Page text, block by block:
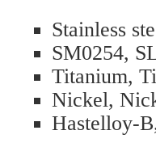
Stainless
SM0254,
Titanium,
Nickel,
Hastelloy-